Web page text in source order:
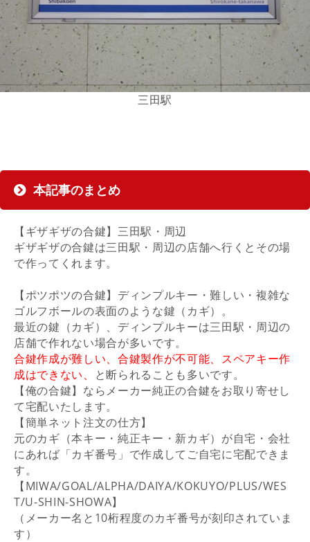
三田駅
本記事のまとめ
【ギザギザの合鍵】三田駅・周辺
ギザギザの合鍵は三田駅・周辺の店舗へ行くとその場
で作ってくれます。
【ポツポツの合鍵】ディンプルキー・難しい・複雑な
ゴルフボールの表面のような鍵（カギ）。
最近の鍵（カギ）、ディンプルキーは三田駅・周辺の
店舗で作れない場合が多いです。
合鍵作成が難しい、合鍵製作が不可能、スペアキー作
成はできない、
と断られることも多いです。
【俺の合鍵】ならメーカー純正の合鍵をお取り寄せし
て宅配いたします。
【簡単ネット注文の仕方】
元のカギ（本キー・純正キー・新カギ）が自宅・会社
にあれば「カギ番号」で作成してご自宅に宅配できま
す。
【MIWA/GOAL/ALPHA/DAIYA/KOKUYO/PLUS/WES
T/U-SHIN-SHOWA】
（メーカー名と10桁程度のカギ番号が刻印されていま
す）